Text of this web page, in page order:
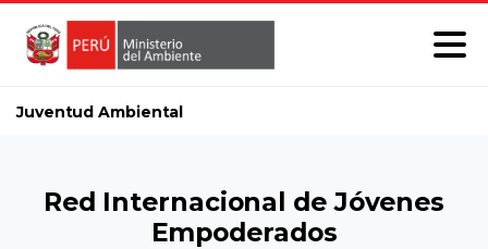
Juventud Ambiental
Red Internacional de Jóvenes
Empoderados